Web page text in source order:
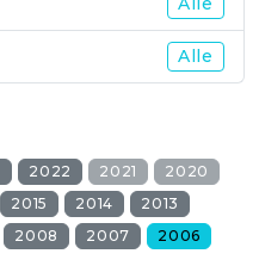
Alle
2022 2021
2020
2015 2014
2013
2008 2007 2006